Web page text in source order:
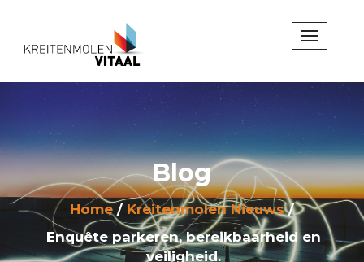
Blog
Home
Kreitenmolen Nieuws
Enquête parkeren, bereikbaarheid en
veiligheid.